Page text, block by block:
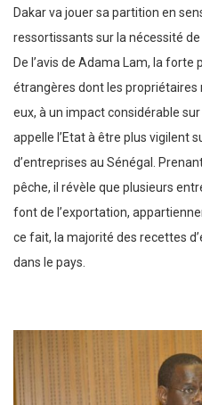
Dakar va jouer sa partition en
ressortissants sur la nécessité
De l’avis de Adama Lam, la
étrangères dont les
eux, à un impact considérable
appelle l’Etat à être plus vigilent
d’entreprises au Sénégal.
pêche, il révèle que plusieurs
font de l’exportation,
ce fait, la majorité des recettes
dans le pays.